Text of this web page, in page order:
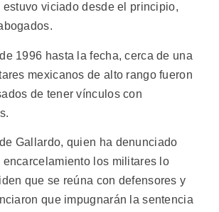
estuvo viciado desde el principio,
1996 hasta la fecha, cerca de una
mexicanos de alto rango fueron
de tener vínculos con
Gallardo, quien ha denunciado
encarcelamiento los militares lo
que se reúna con defensores y
que impugnarán la sentencia